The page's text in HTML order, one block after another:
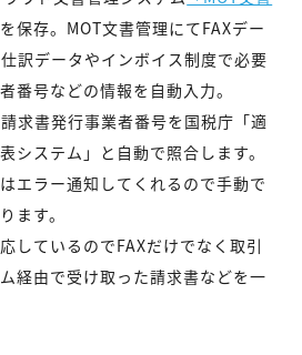
保存。MOT文書管理にてFAXデー
訳データやインボイス制度で必要
番号などの情報を自動入力。
求書発行事業者番号を国税庁「適
システム」と自動で照合します。
エラー通知してくれるので手動で
ます。
しているのでFAXだけでなく取引
経由で受け取った請求書などを一